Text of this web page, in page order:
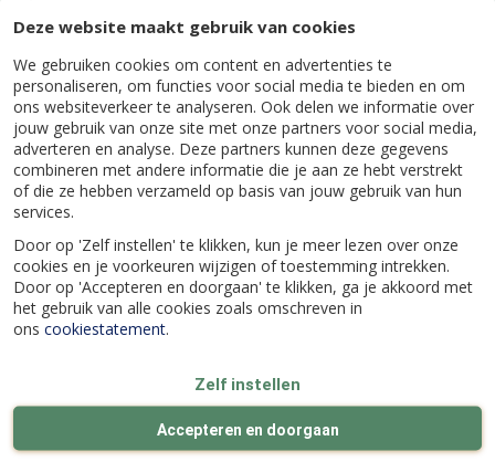
Deze website maakt gebruik van cookies
We gebruiken cookies om content en advertenties te
personaliseren, om functies voor social media te bieden en om
ons websiteverkeer te analyseren. Ook delen we informatie over
jouw gebruik van onze site met onze partners voor social media,
adverteren en analyse. Deze partners kunnen deze gegevens
combineren met andere informatie die je aan ze hebt verstrekt
of die ze hebben verzameld op basis van jouw gebruik van hun
services.
Door op 'Zelf instellen' te klikken, kun je meer lezen over onze
cookies en je voorkeuren wijzigen of toestemming intrekken.
Door op 'Accepteren en doorgaan' te klikken, ga je akkoord met
het gebruik van alle cookies zoals omschreven in
ons cookiestatement.
Zelf instellen
Accepteren en doorgaan
een laagje afgevallen blad of wat takken. In het
voorjaar knip je al het blad af waarna al snel
nieuwe scheutjes boven de grond zullen groeien.
Specificaties
EAN code 8712438979354
Merk JUB Holland